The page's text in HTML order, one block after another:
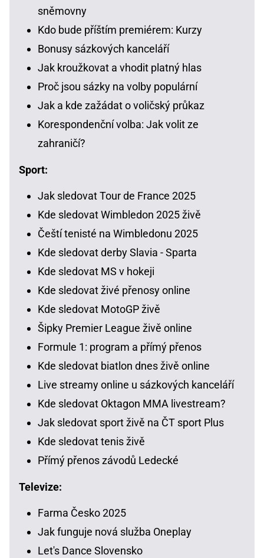
sněmovny
Kdo bude příštím premiérem: Kurzy
Bonusy sázkových kanceláří
Jak kroužkovat a vhodit platný hlas
Proč jsou sázky na volby populární
Jak a kde zažádat o voličský průkaz
Korespondenční volba: Jak volit ze
zahraničí?
Sport:
Jak sledovat Tour de France 2025
Kde sledovat Wimbledon 2025 živě
Čeští tenisté na Wimbledonu 2025
Kde sledovat derby Slavia - Sparta
Kde sledovat MS v hokeji
Kde sledovat živé přenosy online
Kde sledovat MotoGP živě
Šipky Premier League živě online
Formule 1: program a přímý přenos
Kde sledovat biatlon dnes živě online
Live streamy online u sázkových kanceláří
Kde sledovat Oktagon MMA livestream?
Jak sledovat sport živě na ČT sport Plus
Kde sledovat tenis živě
Přímý přenos závodů Ledecké
Televize:
Farma Česko 2025
Jak funguje nová služba Oneplay
Let's Dance Slovensko